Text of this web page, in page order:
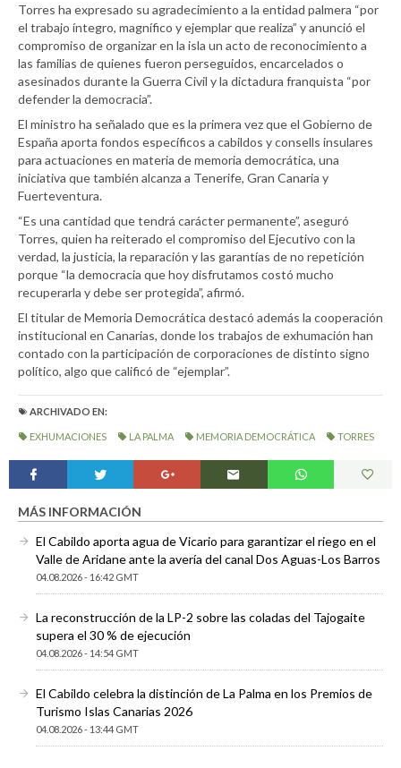
Torres ha expresado su agradecimiento a la entidad palmera “por
el trabajo íntegro, magnífico y ejemplar que realiza” y anunció el
compromiso de organizar en la isla un acto de reconocimiento a
las familias de quienes fueron perseguidos, encarcelados o
asesinados durante la Guerra Civil y la dictadura franquista “por
defender la democracia”.
El ministro ha señalado que es la primera vez que el Gobierno de
España aporta fondos específicos a cabildos y consells insulares
para actuaciones en materia de memoria democrática, una
iniciativa que también alcanza a Tenerife, Gran Canaria y
Fuerteventura.
“Es una cantidad que tendrá carácter permanente”, aseguró
Torres, quien ha reiterado el compromiso del Ejecutivo con la
verdad, la justicia, la reparación y las garantías de no repetición
porque “la democracia que hoy disfrutamos costó mucho
recuperarla y debe ser protegida”, afirmó.
El titular de Memoria Democrática destacó además la cooperación
institucional en Canarias, donde los trabajos de exhumación han
contado con la participación de corporaciones de distinto signo
político, algo que calificó de “ejemplar”.
ARCHIVADO EN:
EXHUMACIONES LA PALMA MEMORIA DEMOCRÁTICA TORRES
MÁS INFORMACIÓN
El Cabildo aporta agua de Vicario para garantizar el riego en el
Valle de Aridane ante la avería del canal Dos Aguas-Los Barros
04.08.2026 - 16:42 GMT
La reconstrucción de la LP-2 sobre las coladas del Tajogaite
supera el 30 % de ejecución
04.08.2026 - 14:54 GMT
El Cabildo celebra la distinción de La Palma en los Premios de
Turismo Islas Canarias 2026
04.08.2026 - 13:44 GMT